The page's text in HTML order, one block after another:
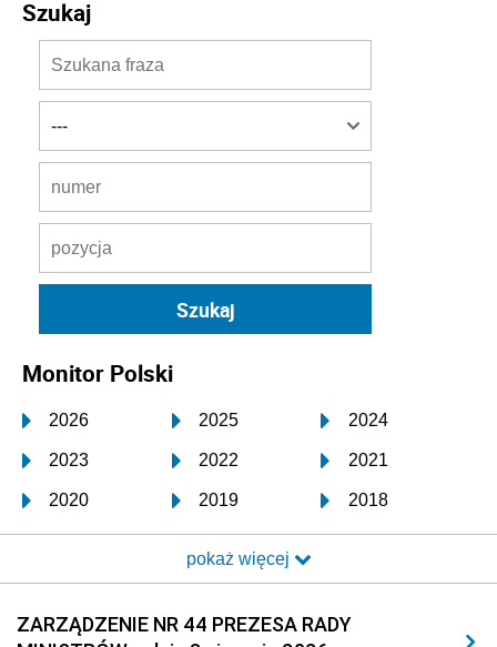
Szukaj
Monitor Polski
2026 2025 2024
2023 2022 2021
2020 2019 2018
2017 2016 2015
2014 2013 2012
2011 2010 2009
pokaż więcej
ZARZĄDZENIE NR 44 PREZESA RADY